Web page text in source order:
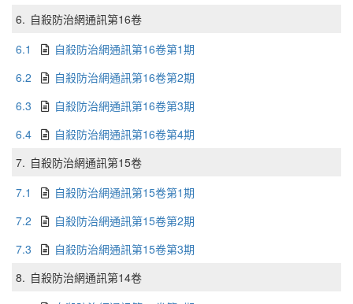
6. 自殺防治網通訊第16卷
6.1
自殺防治網通訊第16卷第1期
6.2
自殺防治網通訊第16卷第2期
6.3
自殺防治網通訊第16卷第3期
6.4
自殺防治網通訊第16卷第4期
7. 自殺防治網通訊第15卷
7.1
自殺防治網通訊第15卷第1期
7.2
自殺防治網通訊第15卷第2期
7.3
自殺防治網通訊第15卷第3期
8. 自殺防治網通訊第14卷